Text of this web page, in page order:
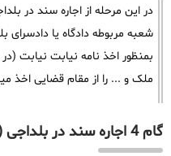
در این مرحله از اجاره سند در
شعبه مربوطه دادگاه یا دادسرای
بمنظور اخذ نامه نیابت نیابت
ملک و ... را از مقام قضایی اخذ
گام 4 اجاره سند در بلداجی (کارشناسی ملک)